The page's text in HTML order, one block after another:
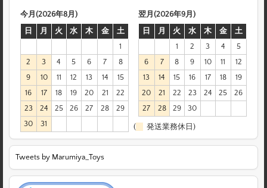
今月(2026年8月)
日
月 火 水 木 金
土
1
2
3 4 5 6 7
8
9
10 11 12 13 14
15
16
17 18 19 20 21
22
23
24 25 26 27 28
29
30
31
翌月(2026年9月)
日
月 火 水 木 金
土
1
2 3 4
5
6
7 8 9 10 11
12
13
14 15 16 17 18
19
20
21 22 23 24 25
26
27
28 29 30
( 発送業務休日)
Tweets by Marumiya_Toys